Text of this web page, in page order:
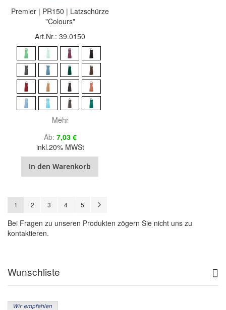
Premier | PR150 | Latzschürze
"Colours"
Art.Nr.: 39.0150
Mehr
Ab 7,03 €
inkl.20% MWSt
In den Warenkorb
SeiteSie lesen gerade Seite
1 Seite
2 Seite
3 Seite
4 Seite
5
Bei Fragen zu unseren Produkten zögern Sie nicht uns zu
kontaktieren.
Wunschliste